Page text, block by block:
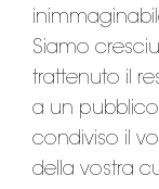
Siamo
trattenuto il
a un
condiviso il
della vostra